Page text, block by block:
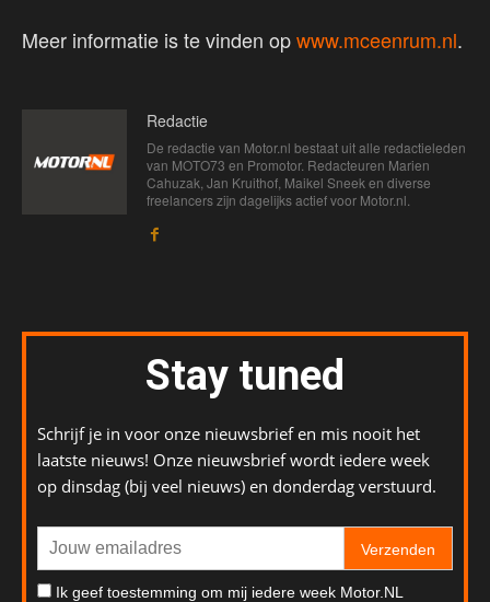
Meer informatie is te vinden opwww.mceenrum.nl.
Redactie
De redactie van Motor.nl bestaat uit alle redactieleden
van MOTO73 en Promotor. Redacteuren Marien
Cahuzak, Jan Kruithof, Maikel Sneek en diverse
freelancers zijn dagelijks actief voor Motor.nl.
Stay tuned
Schrijf je in voor onze nieuwsbrief en mis nooit het
laatste nieuws! Onze nieuwsbrief wordt iedere week
op dinsdag (bij veel nieuws) en donderdag verstuurd.
Verzenden
Ik geef toestemming om mij iedere week Motor.NL